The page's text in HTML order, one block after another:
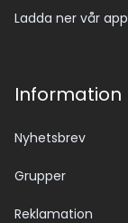
Ladda ner vår app
Information
Nyhetsbrev
Grupper
Reklamation